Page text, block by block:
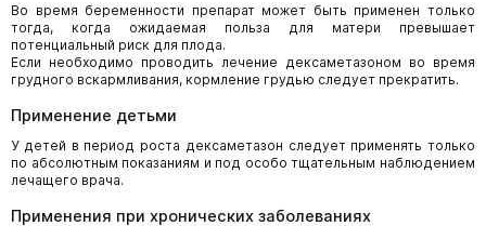
Во время беременности препарат может быть применен только
тогда, когда ожидаемая польза для матери превышает
потенциальный риск для плода.
Если необходимо проводить лечение дексаметазоном во время
грудного вскармливания, кормление грудью следует прекратить.
Применение детьми
У детей в период роста дексаметазон следует применять только
по абсолютным показаниям и под особо тщательным наблюдением
лечащего врача.
Применения при хронических заболеваниях